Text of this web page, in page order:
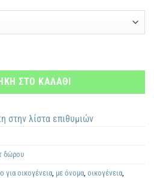
ΣΤΟ ΚΑΛΑΘΙ
στην λίστα επιθυμιών
δώρου
για οικογένεια με όνομα οικογένεια